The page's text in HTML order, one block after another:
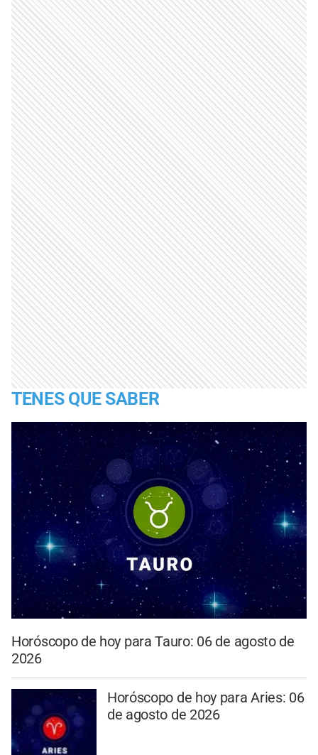
TENES QUE SABER
Horóscopo de hoy para Tauro: 06 de agosto de
2026
Horóscopo de hoy para Aries: 06
de agosto de 2026